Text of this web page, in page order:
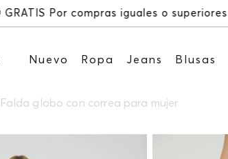
Nuevo Ropa Jeans Blusas
Falda globo con correa para mujer